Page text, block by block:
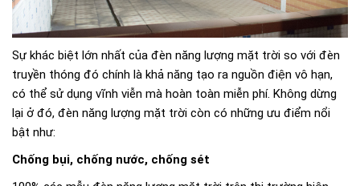
Sự khác biệt lớn nhất của đèn năng lượng mặt trời so với đèn
truyền thóng đó chính là khả năng tạo ra nguồn điện vô hạn,
có thể sử dụng vĩnh viễn mà hoàn toàn miễn phí. Không dừng
lại ở đó, đèn năng lượng mặt trời còn có những ưu điểm nổi
bật như:
Chống bụi, chống nước, chống sét